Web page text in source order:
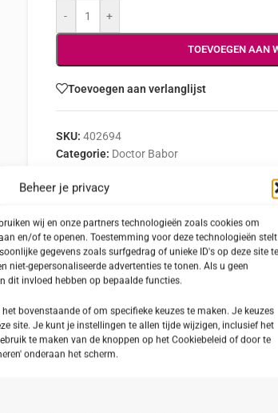
Beheer je privacy
wij en onze partners technologieën zoals cookies om
en/of te openen. Toestemming voor deze technologieën stelt
gegevens zoals surfgedrag of unieke ID's op deze site te
niet-gepersonaliseerde advertenties te tonen. Als u geen
dit invloed hebben op bepaalde functies.
bovenstaande of om specifieke keuzes te maken. Je keuzes
site. Je kunt je instellingen te allen tijde wijzigen, inclusief het
te maken van de knoppen op het Cookiebeleid of door te
onderaan het scherm.
- +
TOEVOEGEN AAN
Toevoegen aan verlanglijst
SKU: 402694
Categorie: Doctor Babor
Delen:
INGREDIËNTEN
is speciaal ontwikkeld om de huidtint
uitstraling te geven.